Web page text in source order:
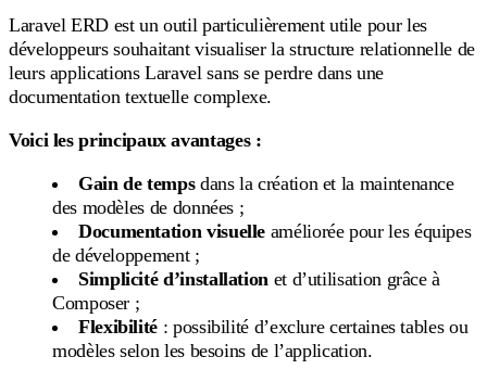
Laravel ERD est un outil particulièrement utile pour les
développeurs souhaitant visualiser la structure relationnelle de
leurs applications Laravel sans se perdre dans une
documentation textuelle complexe.
Voici les principaux avantages :
Gain de tempsdans la création et la maintenance
des modèles de données ;
Documentation visuelle améliorée pour les équipes
de développement ;
Simplicité d’installation et d’utilisation grâce à
Composer ;
Flexibilité : possibilité d’exclure certaines tables ou
modèles selon les besoins de l’application.